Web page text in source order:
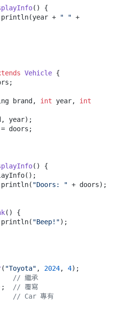
()
{
+
" " +
Vehicle {
brand, int year, int
year);
doors;
()
{
"Doors: " + doors);
()
{
"Beep!");
( "Toyota" , 2024, 4);
// 繼承
// 覆寫
// Car 專有